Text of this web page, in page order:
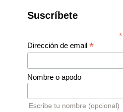
Suscríbete
*
Dirección de email *
Nombre o apodo
Escribe tu nombre (opcional)